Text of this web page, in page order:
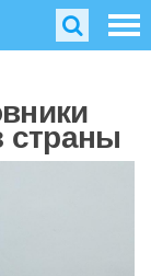
страны